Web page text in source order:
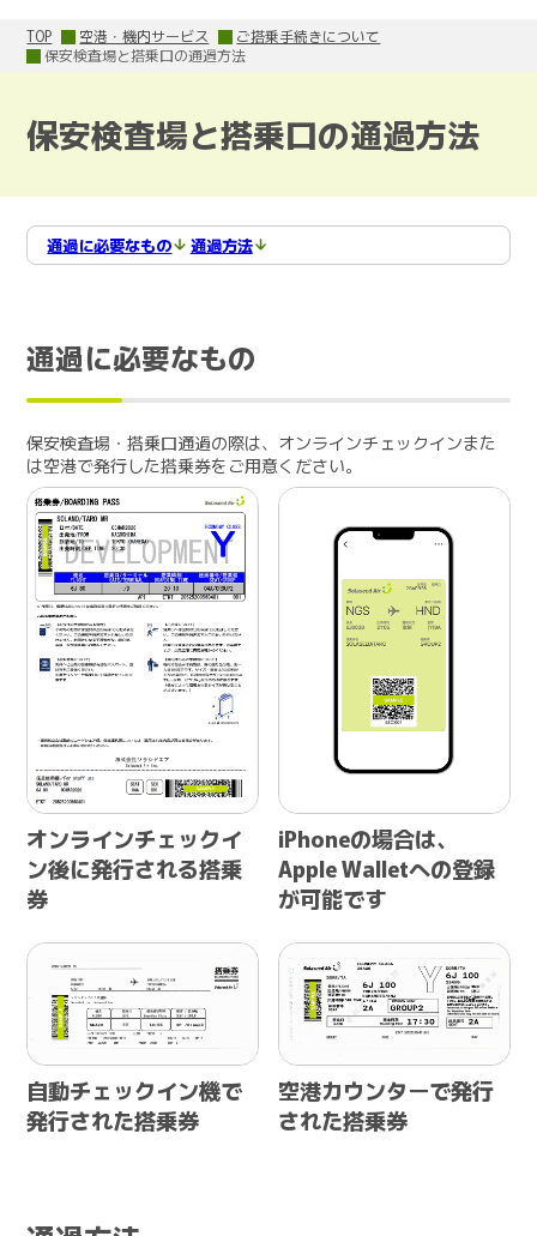
TOP 空港・機内サービス
ご搭乗手続きについて
保安検査場と搭乗口の通過方法
保安検査場と搭乗口の通過方法
通過に必要なもの 通過方法
通過に必要なもの
保安検査場・搭乗口通過の際は、オンラインチェックインまた
は空港で発行した搭乗券をご用意ください。
オンラインチェックイ
ン後に発行される搭乗
券
iPhoneの場合は、
Apple Walletへの登録
が可能です
自動チェックイン機で
発行された搭乗券
空港カウンターで発行
された搭乗券